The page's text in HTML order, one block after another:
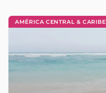
AMÉRICA CENTRAL & CARIBE